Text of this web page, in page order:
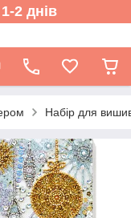
2 днів
Набір для